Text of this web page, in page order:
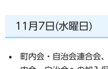
11月7日(水曜日)
町内会・自治会連合会